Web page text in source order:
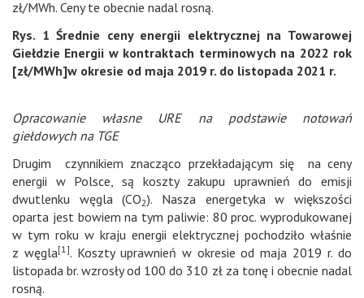
zł/MWh. Ceny te obecnie nadal rosną.
Rys. 1 Średnie ceny energii elektrycznej na Towarowej
Giełdzie Energii w kontraktach terminowych na 2022 rok
[zł/MWh]w okresie od maja 2019 r. do listopada 2021 r.
Opracowanie własne URE na podstawie notowań
giełdowych na TGE
Drugim czynnikiem znacząco przekładającym się na ceny
energii w Polsce, są koszty zakupu uprawnień do emisji
dwutlenku węgla (CO2). Nasza energetyka w większości
oparta jest bowiem na tym paliwie: 80 proc. wyprodukowanej
w tym roku w kraju energii elektrycznej pochodziło właśnie
z węgla[1]. Koszty uprawnień w okresie od maja 2019 r. do
listopada br. wzrosły od 100 do 310 zł za tonę i obecnie nadal
rosną.